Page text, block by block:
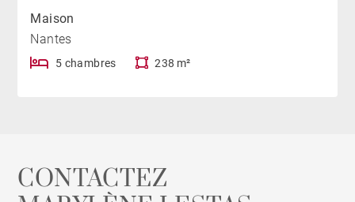
Maison
Nantes
5 chambres 238 m²
CONTACTEZ